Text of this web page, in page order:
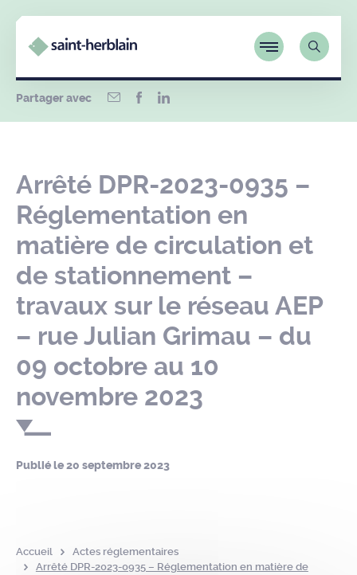
Partager avec
Arrêté DPR-2023-0935 –
Réglementation en
matière de circulation et
de stationnement –
travaux sur le réseau AEP
– rue Julian Grimau – du
09 octobre au 10
novembre 2023
Publié le20 septembre 2023
Accueil
Actes réglementaires
Arrêté DPR-2023-0935 – Réglementation en matière de